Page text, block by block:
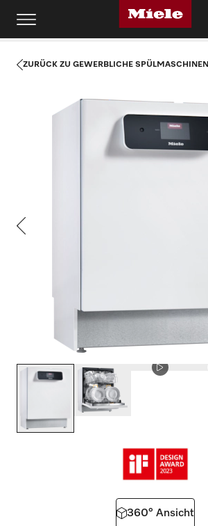
ZURÜCK ZU GEWERBLICHE SPÜLMASCHINEN
360° Ansicht